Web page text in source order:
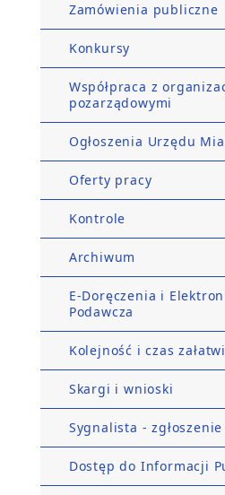
Zamówienia publiczne
Konkursy
Współpraca z
pozarządowymi
Ogłoszenia Urzędu
Oferty pracy
Kontrole
Archiwum
E-Doręczenia i
Podawcza
Kolejność i czas
Skargi i wnioski
Sygnalista -
Dostęp do Informacji